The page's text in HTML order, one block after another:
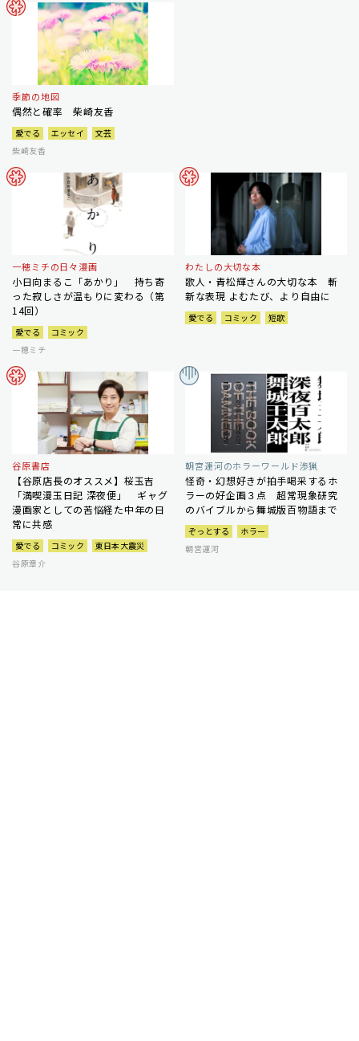
季節の地図
偶然と確率 柴崎友香
愛でる エッセイ
文芸
柴崎友香
一穂ミチの日々漫画
小日向まるこ「あかり」 持ち寄
った寂しさが温もりに変わる（第
14回）
愛でる
コミック
一穂ミチ
わたしの大切な本
歌人・青松輝さんの大切な本 斬
新な表現 よむたび、より自由に
愛でる コミック 短歌
谷原書店
【谷原店長のオススメ】桜玉吉
「満喫漫玉日記 深夜便」 ギャグ
漫画家としての苦悩経た中年の日
常に共感
愛でる コミック
東日本大震災
谷原章介
朝宮運河のホラーワールド渉猟
怪奇・幻想好きが拍手喝采するホ
ラーの好企画３点 超常現象研究
のバイブルから舞城版百物語まで
ぞっとする
ホラー
朝宮運河